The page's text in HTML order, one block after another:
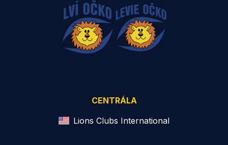
CENTRÁLA
Lions Clubs International